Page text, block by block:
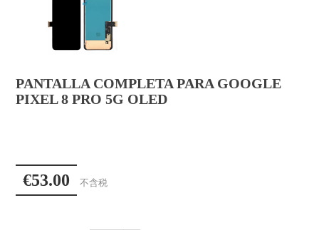
PANTALLA COMPLETA PARA GOOGLE
PIXEL 8 PRO 5G OLED
€53.00 不含税